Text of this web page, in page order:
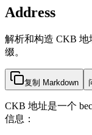
Address
解析和构造 CKB
缀。
复制 Markdown
CKB 地址是一个
信息：